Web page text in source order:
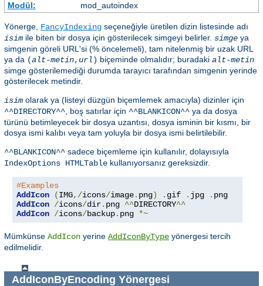
Modül:
mod_autoindex
Yönerge, FancyIndexing seçeneğiyle üretilen dizin listesinde adı
isim ile biten bir dosya için gösterilecek simgeyi belirler. simge ya
simgenin göreli URL'si (% öncelemeli), tam nitelenmiş bir uzak URL
ya da (alt-metin, url) biçeminde olmalıdır; buradaki alt-metin
simge gösterilemediği durumda tarayıcı tarafından simgenin yerinde
gösterilecek metindir.
isim olarak ya (listeyi düzgün biçemlemek amacıyla) dizinler için
^^DIRECTORY^^, boş satırlar için ^^BLANKICON^^ ya da dosya
türünü betimleyecek bir dosya uzantısı, dosya isminin bir kısmı, bir
dosya ismi kalıbı veya tam yoluyla bir dosya ismi belirtilebilir.
^^BLANKICON^^ sadece biçemleme için kullanılır, dolayısıyla
IndexOptions HTMLTable kullanıyorsanız gereksizdir.
#Examples
AddIcon
(IMG,/icons/image. png) . gif . jpg .
AddIcon /icons/dir. png ^^DIRECTORY^^
AddIcon /icons/backup. png *~
Mümkünse AddIcon yerine AddIconByType yönergesi tercih
edilmelidir.
AddIconByEncoding Yönergesi